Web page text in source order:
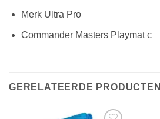
Merk Ultra Pro
Commander Masters Playmat c
GERELATEERDE PRODUCTEN